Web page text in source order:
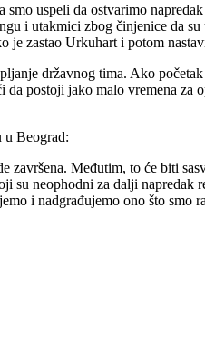
uspeli da ostvarimo
i utakmici zbog činjenice da
je zastao Urkuhart i potom
državnog tima. Ako
postoji jako malo vremena za
u Beograd:
Međutim, to će biti
su neophodni za dalji napredak
i nadgrađujemo ono što